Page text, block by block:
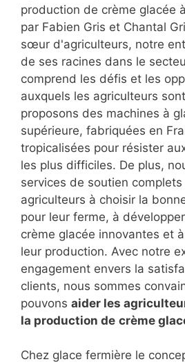
production de crème glacée
par Fabien Gris et Chantal
sœur d'agriculteurs, notre
de ses racines dans le
comprend les défis et les
auxquels les agriculteurs
proposons des machines à
supérieure, fabriquées en
tropicalisées pour résister
les plus difficiles. De plus,
services de soutien
agriculteurs à choisir la
pour leur ferme, à
crème glacée innovantes et
leur production. Avec notre
engagement envers la
clients, nous sommes
pouvons aider les
la production de crème
Chez glace fermière le